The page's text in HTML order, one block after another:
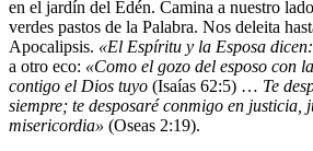
en el jardín del Edén. Camina a nuestro
verdes pastos de la Palabra. Nos deleita
Apocalipsis. «El Espíritu y la Esposa
a otro eco: «Como el gozo del esposo con
contigo el Dios tuyo (Isaías 62:5) … Te
siempre; te desposaré conmigo en justicia,
misericordia» (Oseas 2:19).